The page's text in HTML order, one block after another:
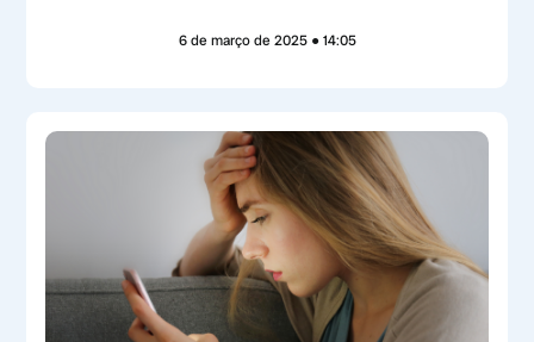
6 de março de 2025 14:05